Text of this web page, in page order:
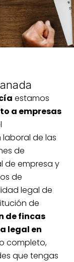
estamos
a empresas
de las
de
de empresa y
de
legal de
de
de fincas
legal en
completo,
que tengas